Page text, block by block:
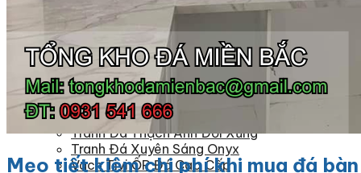
Đá Ốp Mộ
Đá Ốp Thang Máy
Đá Ốp Bàn Bếp Nhân Tạo
Đá Ốp Bếp Tự Nhiên
Tranh đá
Tranh Đá Granite Đối Xứng
Tranh Đá Marble Đối Xứng
Tranh Đá Sơn Thủy Xuyên Sáng
Tranh Đá Thạch Anh Đối Xứng
Tranh Đá Xuyên Sáng Onyx
Vách Tivi ỐP Đá Cao Cấp
Mẹo tiết kiệm chi phí khi mua đá